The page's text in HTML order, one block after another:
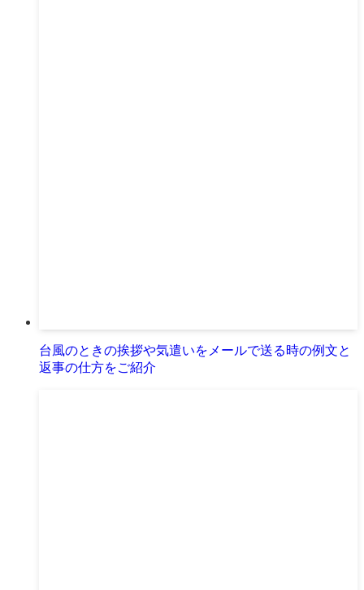
台風のときの挨拶や気遣いをメールで送る時の例文と
返事の仕方をご紹介